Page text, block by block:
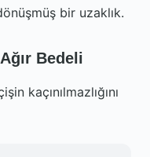
bir uzaklık.
Bedeli
kaçınılmazlığını